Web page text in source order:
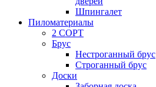
Шпингалет
Пиломатериалы
2 СОРТ
Брус
Нестроганный брус
Строганный брус
Доски